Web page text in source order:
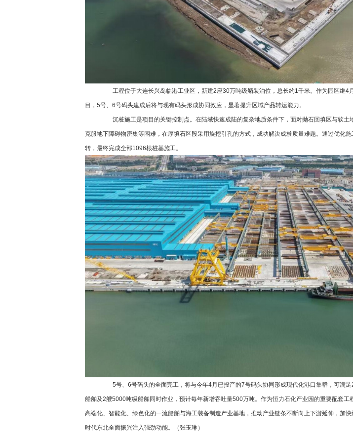
工程位于大连长兴岛临港工业区，新建2座30万吨级舾装泊位，总长约1千米。作为园区继4
目，5号、6号码头建成后将与现有码头形成协同效应，显著提升区域产品转运能力。
沉桩施工是项目的关键控制点。在陆域快速成陆的复杂地质条件下，面对抛石回填区与软土
克服地下障碍物密集等困难，在厚填石区段采用旋挖引孔的方式，成功解决成桩质量难题。通过优化
转，最终完成全部1096根桩基施工。
5号、6号码头的全面完工，将与今年4月已投产的7号码头协同形成现代化港口集群，可满足
船舶及2艘5000吨级船舶同时作业，预计每年新增吞吐量500万吨。作为恒力石化产业园的重要配套工
高端化、智能化、绿色化的一流船舶与海工装备制造产业基地，推动产业链条不断向上下游延伸，加
时代东北全面振兴注入强劲动能。（张玉琳）